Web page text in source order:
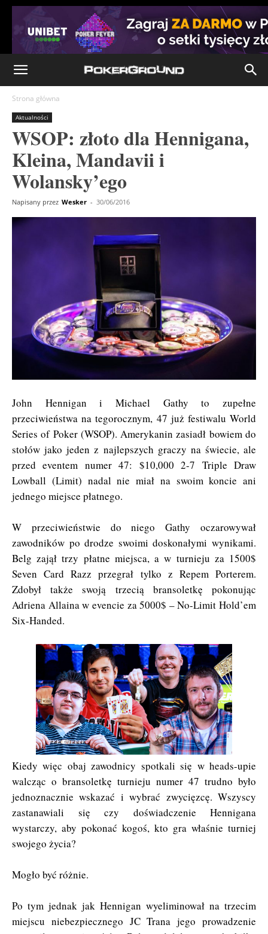
Strona główna
Aktualności
WSOP: złoto dla Hennigana,
Kleina, Mandavii i
Wolansky’ego
Napisany przez Wesker - 30/06/2016
John Hennigan i Michael Gathy to zupełne
przeciwieństwa na tegorocznym, 47 już festiwalu World
Series of Poker (WSOP). Amerykanin zasiadł bowiem do
stołów jako jeden z najlepszych graczy na świecie, ale
przed eventem numer 47: $10,000 2-7 Triple Draw
Lowball (Limit) nadal nie miał na swoim koncie ani
jednego miejsce płatnego.
W przeciwieństwie do niego Gathy oczarowywał
zawodników po drodze swoimi doskonałymi wynikami.
Belg zajął trzy płatne miejsca, a w turnieju za 1500$
Seven Card Razz przegrał tylko z Repem Porterem.
Zdobył także swoją trzecią bransoletkę pokonując
Adriena Allaina w evencie za 5000$ – No-Limit Hold’em
Six-Handed.
Kiedy więc obaj zawodnicy spotkali się w heads-upie
walcząc o bransoletkę turnieju numer 47 trudno było
jednoznacznie wskazać i wybrać zwycięzcę. Wszyscy
zastanawiali się czy doświadczenie Hennigana
wystarczy, aby pokonać kogoś, kto gra właśnie turniej
swojego życia?
Mogło być różnie.
Po tym jednak jak Hennigan wyeliminował na trzecim
miejscu niebezpiecznego JC Trana jego prowadzenie